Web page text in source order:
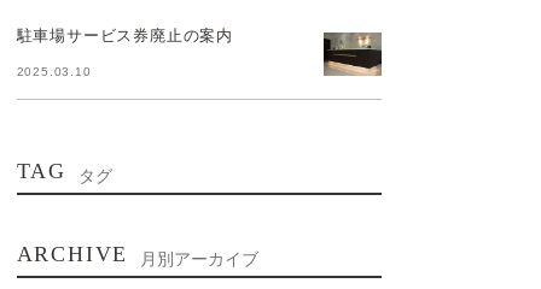
駐車場サービス券廃止の案内
2025.03.10
TAG タグ
ARCHIVE 月別アーカイブ